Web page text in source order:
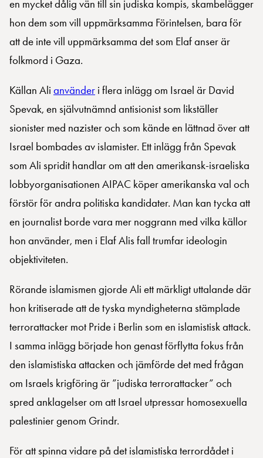
en mycket dålig vän till sin judiska kompis, skambelägger
hon dem som vill uppmärksamma Förintelsen, bara för
att de inte vill uppmärksamma det som Elaf anser är
folkmord i Gaza.
Källan Ali använder i flera inlägg om Israel är David
Spevak, en självutnämnd antisionist som likställer
sionister med nazister och som kände en lättnad över att
Israel bombades av islamister. Ett inlägg från Spevak
som Ali spridit handlar om att den amerikansk-israeliska
lobbyorganisationen AIPAC köper amerikanska val och
förstör för andra politiska kandidater. Man kan tycka att
en journalist borde vara mer noggrann med vilka källor
hon använder, men i Elaf Alis fall trumfar ideologin
objektiviteten.
Rörande islamismen gjorde Ali ett märkligt uttalande där
hon kritiserade att de tyska myndigheterna stämplade
terrorattacker mot Pride i Berlin som en islamistisk attack.
I samma inlägg började hon genast förflytta fokus från
den islamistiska attacken och jämförde det med frågan
om Israels krigföring är ”judiska terrorattacker” och
spred anklagelser om att Israel utpressar homosexuella
palestinier genom Grindr.
För att spinna vidare på det islamistiska terrordådet i